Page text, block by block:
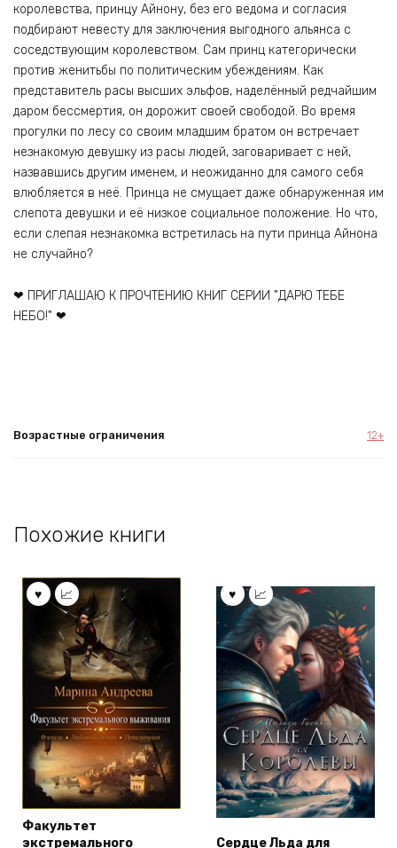
королевства, принцу Айнону, без его ведома и согласия
подбирают невесту для заключения выгодного альянса с
соседствующим королевством. Сам принц категорически
против женитьбы по политическим убеждениям. Как
представитель расы высших эльфов, наделённый редчайшим
даром бессмертия, он дорожит своей свободой. Во время
прогулки по лесу со своим младшим братом он встречает
незнакомую девушку из расы людей, заговаривает с ней,
назвавшись другим именем, и неожиданно для самого себя
влюбляется в неё. Принца не смущает даже обнаруженная им
слепота девушки и её низкое социальное положение. Но что,
если слепая незнакомка встретилась на пути принца Айнона
не случайно?
❤ ПРИГЛАШАЮ К ПРОЧТЕНИЮ КНИГ СЕРИИ "ДАРЮ ТЕБЕ
НЕБО!" ❤
Возрастные ограничения 12+
Похожие книги
Факультет
экстремального
Сердце Льда для